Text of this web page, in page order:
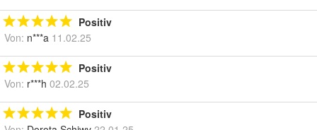
Positiv
Von: n***a 11.02.25
Positiv
Von: r***h 02.02.25
Positiv